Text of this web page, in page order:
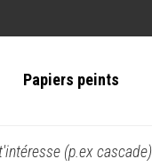
Papiers peints
(p.ex cascade)